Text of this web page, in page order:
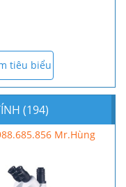
tiêu biểu
(194)
Mr.Hùng